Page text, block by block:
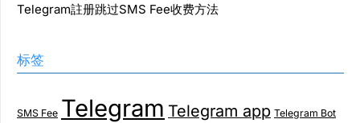
Telegram註册跳过SMS Fee收费方法
标签
SMS Fee Telegram Telegram app Telegram Bot